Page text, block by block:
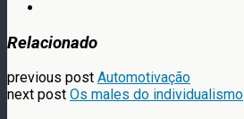
Relacionado
previous post Automotivação
next post Os males do individualismo